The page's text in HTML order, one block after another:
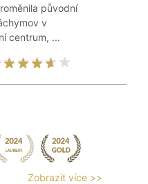
původní
v
centrum, ...
Zobrazit více >>